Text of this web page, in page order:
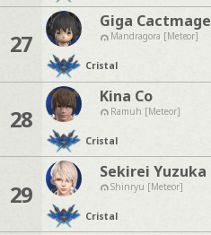
27
Giga Cactmage
Mandragora [Meteor]
Cristal
28
Kina Co
Ramuh [Meteor]
Cristal
29
Sekirei Yuzuka
Shinryu [Meteor]
Cristal